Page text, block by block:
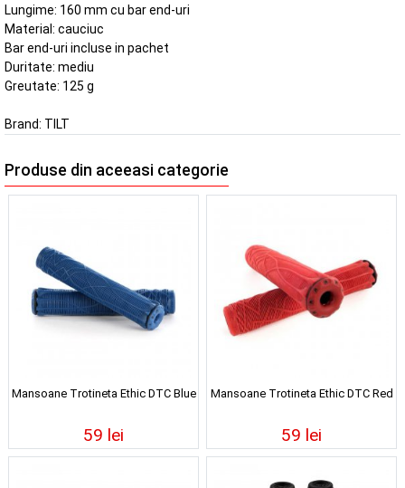
Lungime: 160 mm cu bar end-uri
Material: cauciuc
Bar end-uri incluse in pachet
Duritate: mediu
Greutate: 125 g
Brand: TILT
Produse din aceeasi categorie
Mansoane Trotineta Ethic DTC Blue
59 lei
Mansoane Trotineta Ethic DTC Red
59 lei